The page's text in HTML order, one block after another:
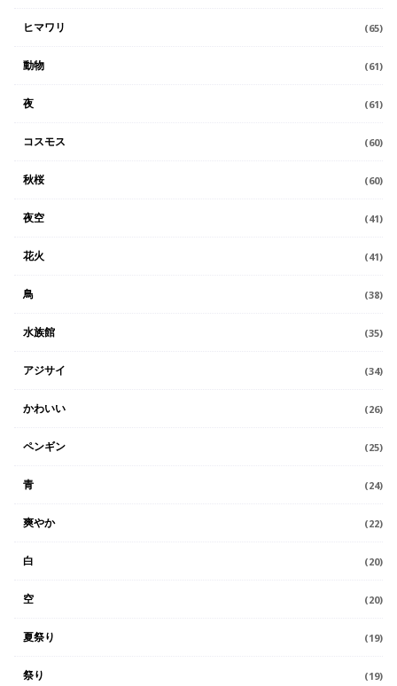
ヒマワリ (65)
動物 (61)
夜 (61)
コスモス (60)
秋桜 (60)
夜空 (41)
花火 (41)
鳥 (38)
水族館 (35)
アジサイ (34)
かわいい (26)
ペンギン (25)
青 (24)
爽やか (22)
白 (20)
空 (20)
夏祭り (19)
祭り (19)